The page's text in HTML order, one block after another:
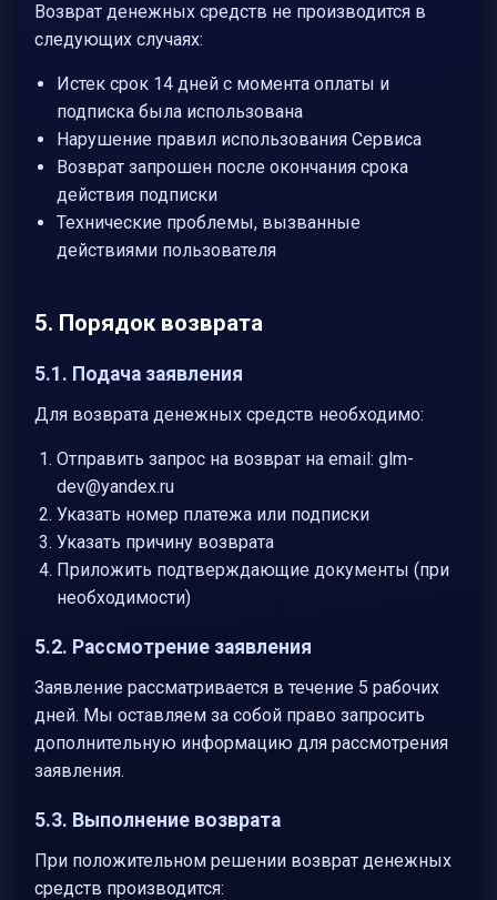
Возврат денежных средств не производится в
следующих случаях:
Истек срок 14 дней с момента оплаты и
подписка была использована
Нарушение правил использования Сервиса
Возврат запрошен после окончания срока
действия подписки
Технические проблемы, вызванные
действиями пользователя
5. Порядок возврата
5.1. Подача заявления
Для возврата денежных средств необходимо:
Отправить запрос на возврат на email: glm-
dev@yandex.ru
Указать номер платежа или подписки
Указать причину возврата
Приложить подтверждающие документы (при
необходимости)
5.2. Рассмотрение заявления
Заявление рассматривается в течение 5 рабочих
дней. Мы оставляем за собой право запросить
дополнительную информацию для рассмотрения
заявления.
5.3. Выполнение возврата
При положительном решении возврат денежных
средств производится: